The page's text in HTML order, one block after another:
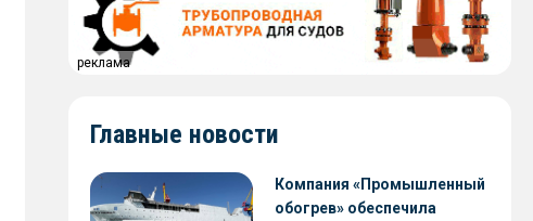
реклама
Главные новости
Компания «Промышленный
обогрев» обеспечила